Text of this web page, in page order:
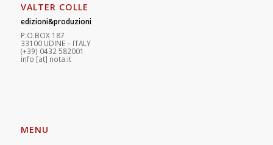
VALTER COLLE
edizioni&produzioni
P.O.BOX 187
33100 UDINE – ITALY
(+39) 0432 582001
info [at] nota.it
MENU